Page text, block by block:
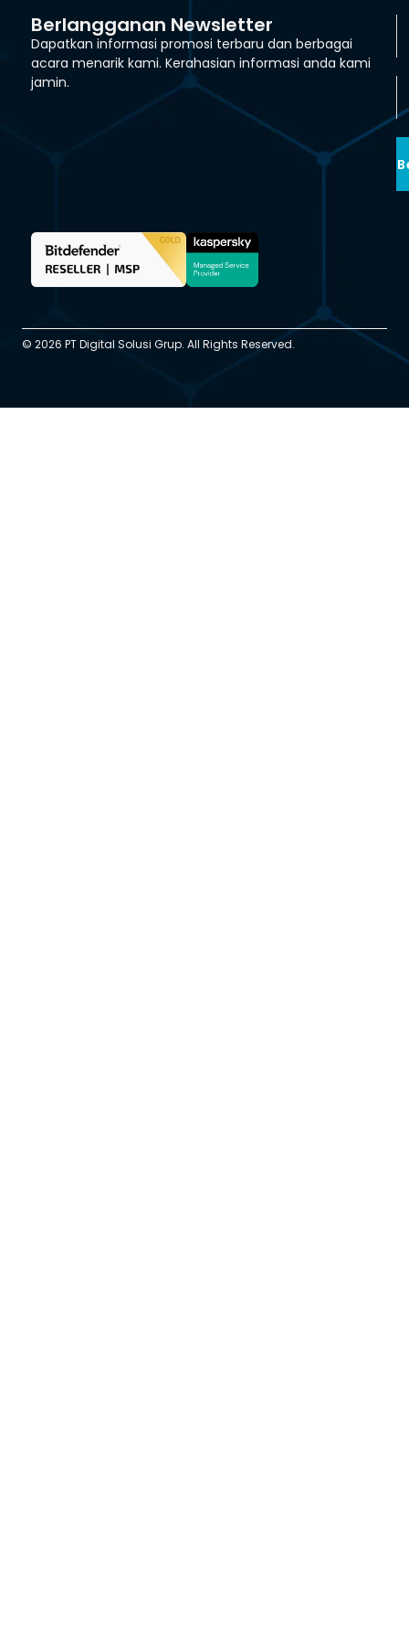
Berlangganan Newsletter
Dapatkan informasi promosi terbaru dan berbagai
acara menarik kami. Kerahasian informasi anda kami
jamin.
© 2026 PT Digital Solusi Grup. All Rights Reserved.